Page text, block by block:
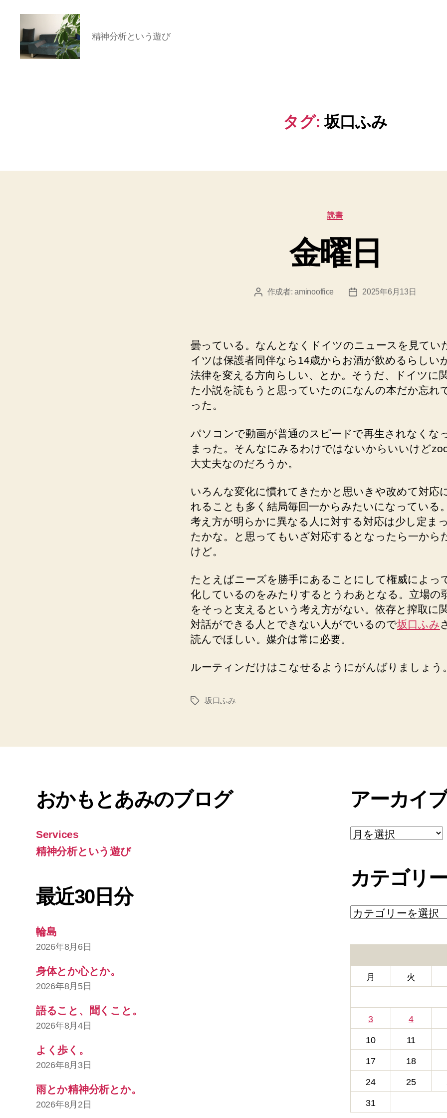
の
精神分析という遊び
タグ: 坂口ふみ
カ
テ
リ
ー
読書
金曜日
投 作成者:aminooffice
投
2025年6月13日
曇っている。なんとなくドイツのニュースを見てい
イツは保護者同伴なら14歳からお酒が飲めるらしい
法律を変える方向らしい、とか。そうだ、ドイツに
た小説を読もうと思っていたのになんの本だか忘れ
った。
パソコンで動画が普通のスピードで再生されなくな
まった。そんなにみるわけではないからいいけど
大丈夫なのだろうか。
いろんな変化に慣れてきたかと思いきや改めて対応
れることも多く結局毎回一からみたいになっている
考え方が明らかに異なる人に対する対応は少し定ま
たかな。と思ってもいざ対応するとなったら一から
けど。
たとえばニーズを勝手にあることにして権威によっ
化しているのをみたりするとうわあとなる。立場の
をそっと支えるという考え方がない。依存と搾取に
対話ができる人とできない人がでいるので坂口ふみ
読んでほしい。媒介は常に必要。
ルーティンだけはこなせるようにがんばりましょう
タ
坂口ふみ
おかもとあみのブログ
Services
精神分析という遊び
最近30日分
輪島
2026年8月6日
身体とか心とか。
2026年8月5日
語ること、聞くこと。
2026年8月4日
よく歩く。
2026年8月3日
雨とか精神分析とか。
2026年8月2日
アーカイ
ア
ー
ブ
カテゴリ
カ
テ
月 火
3 4
10 11
17 18
24 25
31